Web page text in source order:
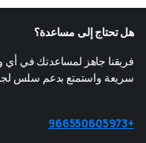
هل تحتاج إلى مساعدة؟
فريقنا جاهز لمساعدتك في
سريعة واستمتع بدعم سلس
+966550605973